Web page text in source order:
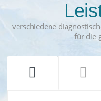
verschiedene
für die